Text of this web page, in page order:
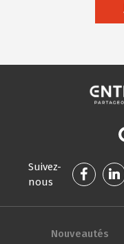
Suivez-
nous
Nouveautés